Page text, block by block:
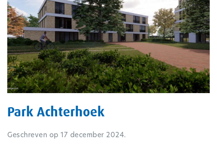
Park Achterhoek
Geschreven op 17 december 2024.